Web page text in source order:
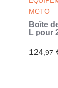
MOTO
Boîte
L pour
124,97